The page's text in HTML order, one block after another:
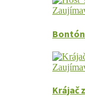
Krájač